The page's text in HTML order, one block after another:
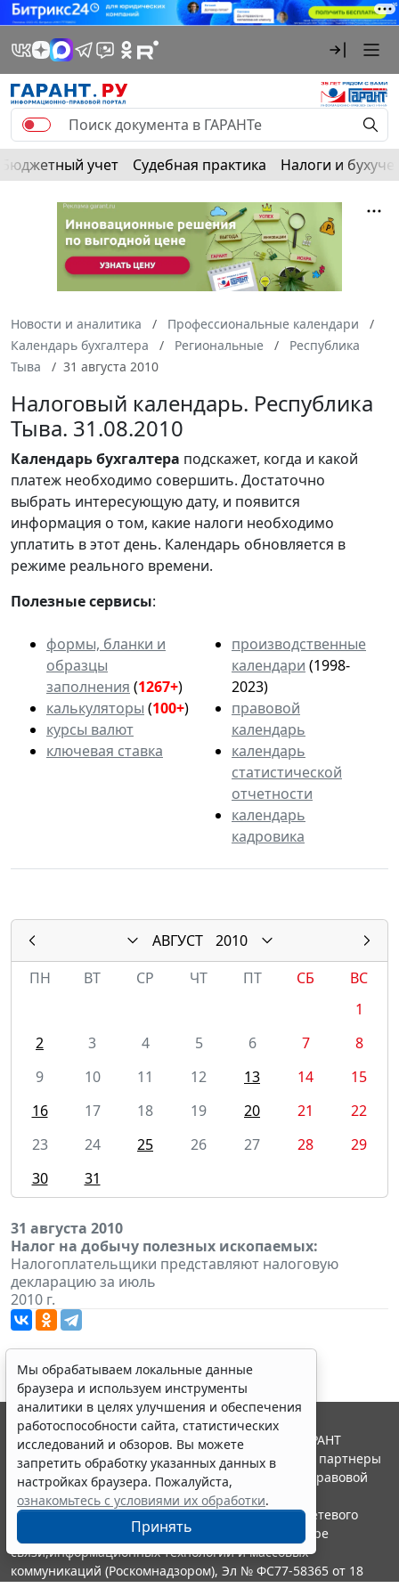
Бюджетный учет Судебная практика Налоги и
Новости и аналитика
Профессиональные календари
Календарь бухгалтера
Региональные
Республика
Тыва
31 августа 2010
Налоговый календарь. Республика
Тыва. 31.08.2010
Календарьбухгалтера подскажет, когда и какой
платеж необходимо совершить. Достаточно
выбрать интересующую дату, и появится
информация о том, какие налоги необходимо
уплатить в этот день. Календарь обновляется в
режиме реального времени.
Полезные сервисы:
формы, бланки и
образцы
заполнения (1267+)
калькуляторы (100+)
курсы валют
ключевая ставка
производственные
календари (1998-
2023)
правовой
календарь
календарь
статистической
отчетности
календарь
кадровика
АВГУСТ
2010
ПН
ВТ СР ЧТ ПТ СБ
ВС
1
2
3 4 5 6 7
8
9
10 11 12 13 14
15
16
17 18 19 20 21
22
23
24 25 26 27 28
29
30
31
31 августа 2010
Налог на добычу полезных ископаемых:
Налогоплательщики представляют налоговую
декларацию за июль
2010 г.
Мы обрабатываем локальные данные
браузера и используем инструменты
аналитики в целях улучшения и обеспечения
работоспособности сайта, статистических
исследований и обзоров. Вы можете
запретить обработку указанных данных в
настройках браузера. Пожалуйста,
ознакомьтесь с условиями их обработки.
Принять
© ООО "НПП "ГАРАНТ-СЕРВИС", 2026. Система ГАРАНТ
выпускается с 1990 года. Компания "Гарант" и ее партнеры
являются участниками Российской ассоциации правовой
информации ГАРАНТ.
Портал ГАРАНТ.РУ зарегистрирован в качестве сетевого
издания Федеральной службой по надзору в сфере
связи,информационных технологий и массовых
коммуникаций (Роскомнадзором), Эл № ФС77-58365 от 18